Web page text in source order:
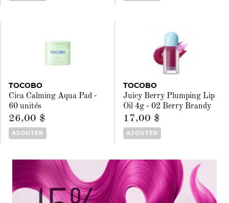
TOCOBO
Cica Calming Aqua Pad -
60 unités
26,00 $
AJOUTER
TOCOBO
Juicy Berry Plumping Lip
Oil 4g - 02 Berry Brandy
17,00 $
AJOUTER